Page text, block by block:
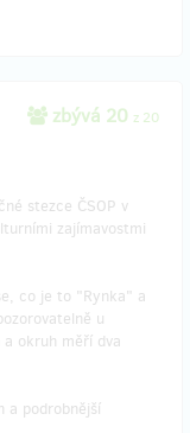
zbývá 20 z 20
stezce ČSOP v
zajímavostmi
co je to "Rynka" a
u
okruh měří dva
a podrobnější